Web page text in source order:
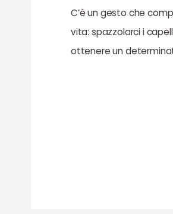
C’è un gesto che
vita: spazzolarci i
ottenere un